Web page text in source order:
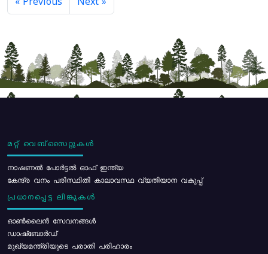
« Previous Next »
മറ്റ് വെബ്സൈറ്റുകൾ
നാഷണൽ പോർട്ടൽ ഓഫ് ഇന്ത്യ
കേന്ദ്ര വനം പരിസ്ഥിതി കാലാവസ്ഥ വ്യതിയാന വകുപ്പ്
പ്രധാനപ്പെട്ട ലിങ്കുകൾ
ഓൺലൈൻ സേവനങ്ങൾ
ഡാഷ്ബോർഡ്
മുഖ്യമന്ത്രിയുടെ പരാതി പരിഹാരം